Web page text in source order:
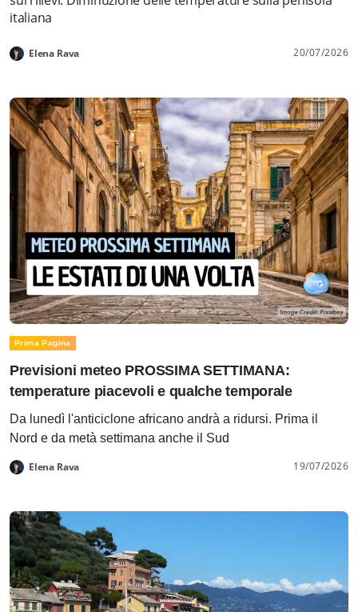
italiana
Elena Rava 20/07/2026
Prima Pagina
Previsioni meteo PROSSIMA SETTIMANA:
temperature piacevoli e qualche temporale
Da lunedì l'anticiclone africano andrà a ridursi. Prima il
Nord e da metà settimana anche il Sud
Elena Rava 19/07/2026